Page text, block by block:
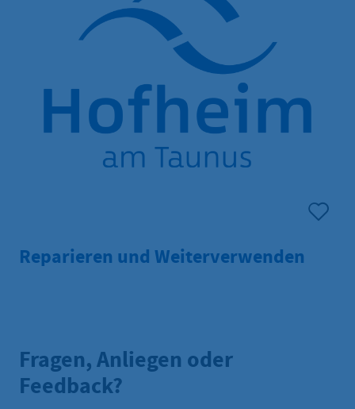
Reparieren und Weiterverwenden
Fragen, Anliegen oder
Feedback?